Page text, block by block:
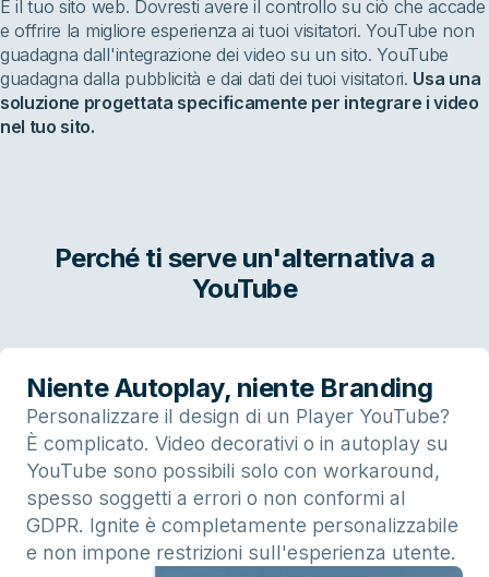
È il tuo sito web. Dovresti avere il controllo su ciò che accade
e offrire la migliore esperienza ai tuoi visitatori. YouTube non
guadagna dall'integrazione dei video su un sito. YouTube
guadagna dalla pubblicità e dai dati dei tuoi visitatori. Usa una
soluzione progettata specificamente per integrare i video
nel tuo sito.
Perché ti serve un'alternativa a
YouTube
Niente Autoplay, niente Branding
Personalizzare il design di un Player YouTube?
È complicato. Video decorativi o in autoplay su
YouTube sono possibili solo con workaround,
spesso soggetti a errori o non conformi al
GDPR. Ignite è completamente personalizzabile
e non impone restrizioni sull'esperienza utente.